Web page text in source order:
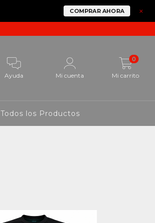
×
COMPRAR AHORA
Ayuda Mi cuenta Mi carrito
0
Todos los Productos